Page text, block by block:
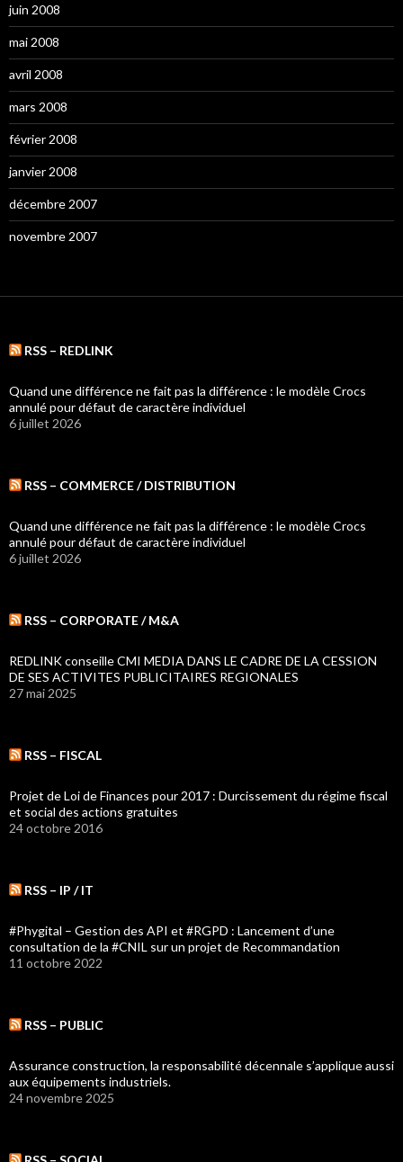
juin 2008
mai 2008
avril 2008
mars 2008
février 2008
janvier 2008
décembre 2007
novembre 2007
RSS – REDLINK
Quand une différence ne fait pas la différence : le modèle Crocs
annulé pour défaut de caractère individuel
6 juillet 2026
RSS – COMMERCE / DISTRIBUTION
Quand une différence ne fait pas la différence : le modèle Crocs
annulé pour défaut de caractère individuel
6 juillet 2026
RSS – CORPORATE / M&A
REDLINK conseille CMI MEDIA DANS LE CADRE DE LA CESSION
DE SES ACTIVITES PUBLICITAIRES REGIONALES
27 mai 2025
RSS – FISCAL
Projet de Loi de Finances pour 2017 : Durcissement du régime fiscal
et social des actions gratuites
24 octobre 2016
RSS – IP / IT
#Phygital – Gestion des API et #RGPD : Lancement d’une
consultation de la #CNIL sur un projet de Recommandation
11 octobre 2022
RSS – PUBLIC
Assurance construction, la responsabilité décennale s’applique aussi
aux équipements industriels.
24 novembre 2025